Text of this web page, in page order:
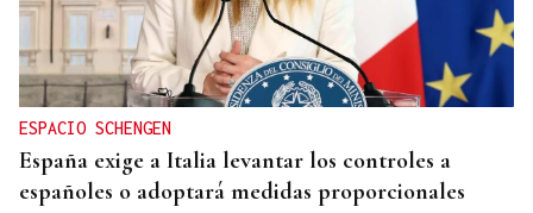
ESPACIO SCHENGEN
España exige a Italia levantar los controles a
españoles o adoptará medidas proporcionales